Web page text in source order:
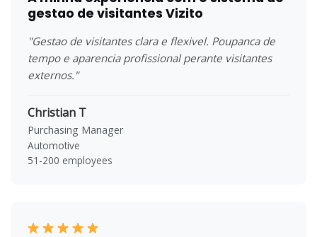
gestao de visitantes Vizito
"Gestao de visitantes clara e flexivel. Poupanca de
tempo e aparencia profissional perante visitantes
externos."
Christian T
Purchasing Manager
Automotive
51-200 employees